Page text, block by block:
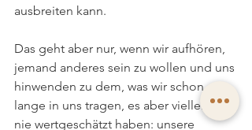
ausbreiten kann.
Das geht aber nur, wenn wir aufhören,
jemand anderes sein zu wollen und uns
hinwenden zu dem, was wir schon
lange in uns tragen, es aber vielleicht
nie wertgeschätzt haben: unsere